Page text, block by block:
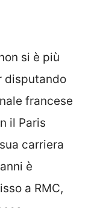
si è più
disputando
francese
il Paris
carriera
è
a RMC,